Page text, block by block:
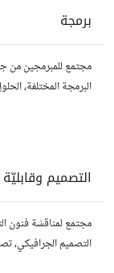
برمجة
مجتمع للمبرمجين من
البرمجة المختلفة،
التصميم
مجتمع لمناقشة فنون
التصميم الجرافيكي،
وتواصل مع